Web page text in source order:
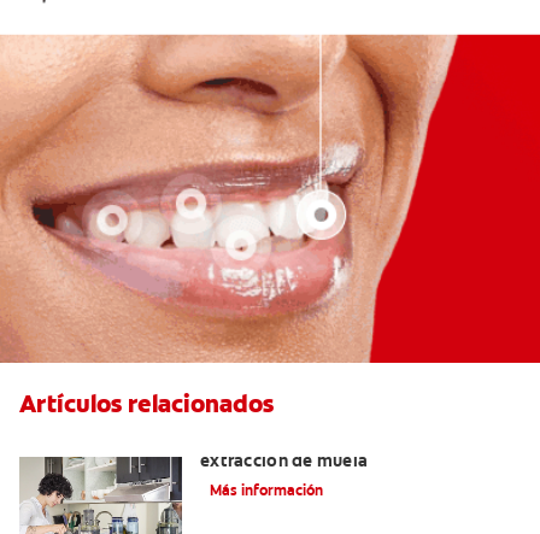
Artículos relacionados
extracción de muela
Más información